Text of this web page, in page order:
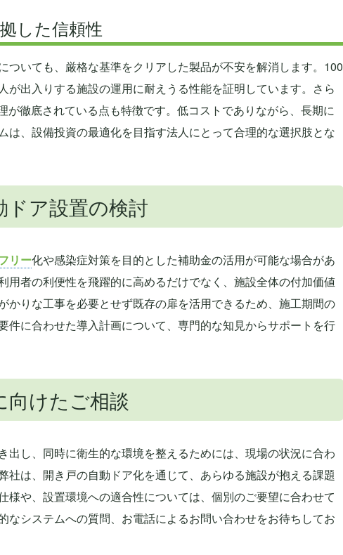
した信頼性
ついても、厳格な基準をクリアした製品が不安を解消します。100
が出入りする施設の運用に耐えうる性能を証明しています。さら
が徹底されている点も特徴です。低コストでありながら、長期に
は、設備投資の最適化を目指す法人にとって合理的な選択肢とな
ア設置の検討
リー化や感染症対策を目的とした補助金の活用が可能な場合があ
用者の利便性を飛躍的に高めるだけでなく、施設全体の付加価値
かりな工事を必要とせず既存の扉を活用できるため、施工期間の
件に合わせた導入計画について、専門的な知見からサポートを行
向けたご相談
出し、同時に衛生的な環境を整えるためには、現場の状況に合わ
社は、開き戸の自動ドア化を通じて、あらゆる施設が抱える課題
様や、設置環境への適合性については、個別のご要望に合わせて
なシステムへの質問、お電話によるお問い合わせをお待ちしてお